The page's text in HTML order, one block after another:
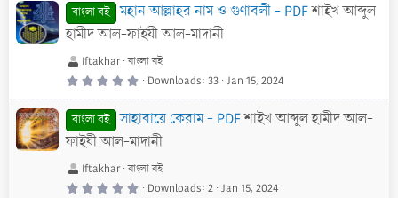
s
t
a
r
s
)
বাংলা বই মহান আল্লাহর নাম ও গুণাবলী - PDFশাইখ আব্দুল
হামীদ আল-ফাইযী আল-মাদানী
Iftakhar বাংলা বই
0
0
s
t
a
r
s
)
Downloads 33 Jan 15, 2024
বাংলা বই সাহাবায়ে কেরাম - PDFশাইখ আব্দুল হামীদ আল-
ফাইযী আল-মাদানী
Iftakhar বাংলা বই
0 Downloads 2 Jan 15, 2024